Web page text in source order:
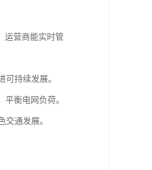
运营商能实时管
持续发展。
衡电网负荷。
通发展。